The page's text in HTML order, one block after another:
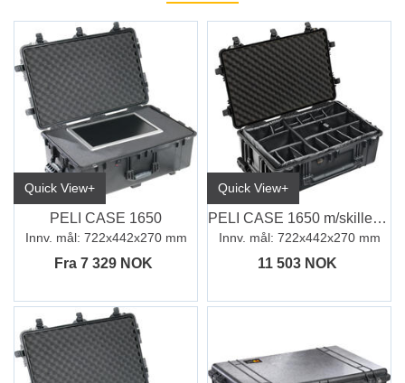
Quick View+
PELI CASE 1650
Innv. mål: 722x442x270 mm
Fra 7 329 NOK
Quick View+
PELI CASE 1650 m/skillevegger
Innv. mål: 722x442x270 mm
11 503 NOK